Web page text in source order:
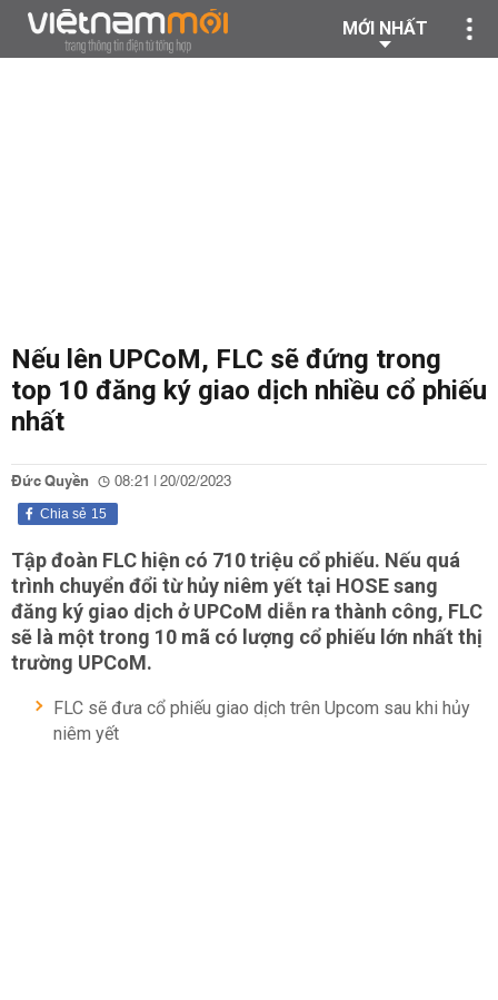
MỚI NHẤT
Nếu lên UPCoM, FLC sẽ đứng trong
top 10 đăng ký giao dịch nhiều cổ phiếu
nhất
Đức Quyền 08:21 | 20/02/2023
15
Chia sẻ
Tập đoàn FLC hiện có 710 triệu cổ phiếu. Nếu quá
trình chuyển đổi từ hủy niêm yết tại HOSE sang
đăng ký giao dịch ở UPCoM diễn ra thành công, FLC
sẽ là một trong 10 mã có lượng cổ phiếu lớn nhất thị
trường UPCoM.
FLC sẽ đưa cổ phiếu giao dịch trên Upcom sau khi hủy
niêm yết